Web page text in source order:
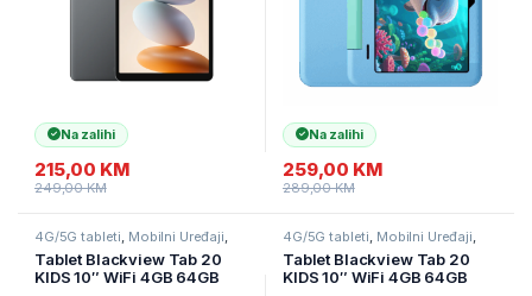
Na zalihi
215,00 KM
249,00KM
Na zalihi
259,00 KM
289,00KM
4G/5G tableti, Mobilni Uređaji,
Tablet Blackview Tab 20
KIDS 10″ WiFi 4GB 64GB
4G/5G tableti, Mobilni Uređaji,
Tablet Blackview Tab 20
KIDS 10″ WiFi 4GB 64GB